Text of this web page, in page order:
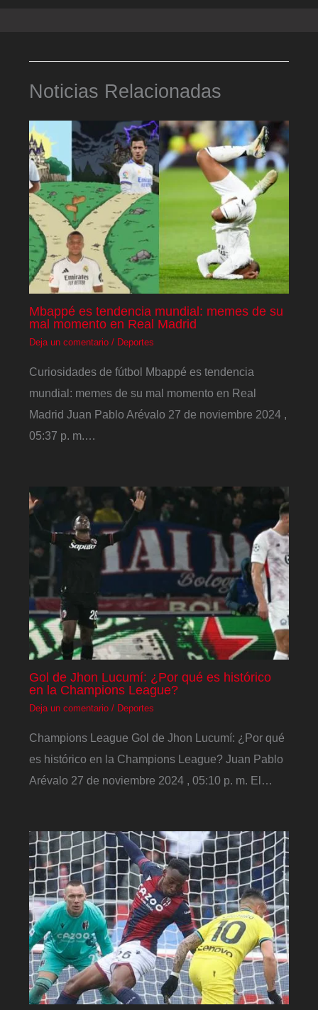
Noticias Relacionadas
Mbappé es tendencia mundial: memes de su
mal momento en Real Madrid
Deja un comentario / Deportes
Curiosidades de fútbol Mbappé es tendencia
mundial: memes de su mal momento en Real
Madrid Juan Pablo Arévalo 27 de noviembre 2024 ,
05:37 p. m.…
Gol de Jhon Lucumí: ¿Por qué es histórico
en la Champions League?
Deja un comentario / Deportes
Champions League Gol de Jhon Lucumí: ¿Por qué
es histórico en la Champions League? Juan Pablo
Arévalo 27 de noviembre 2024 , 05:10 p. m. El…